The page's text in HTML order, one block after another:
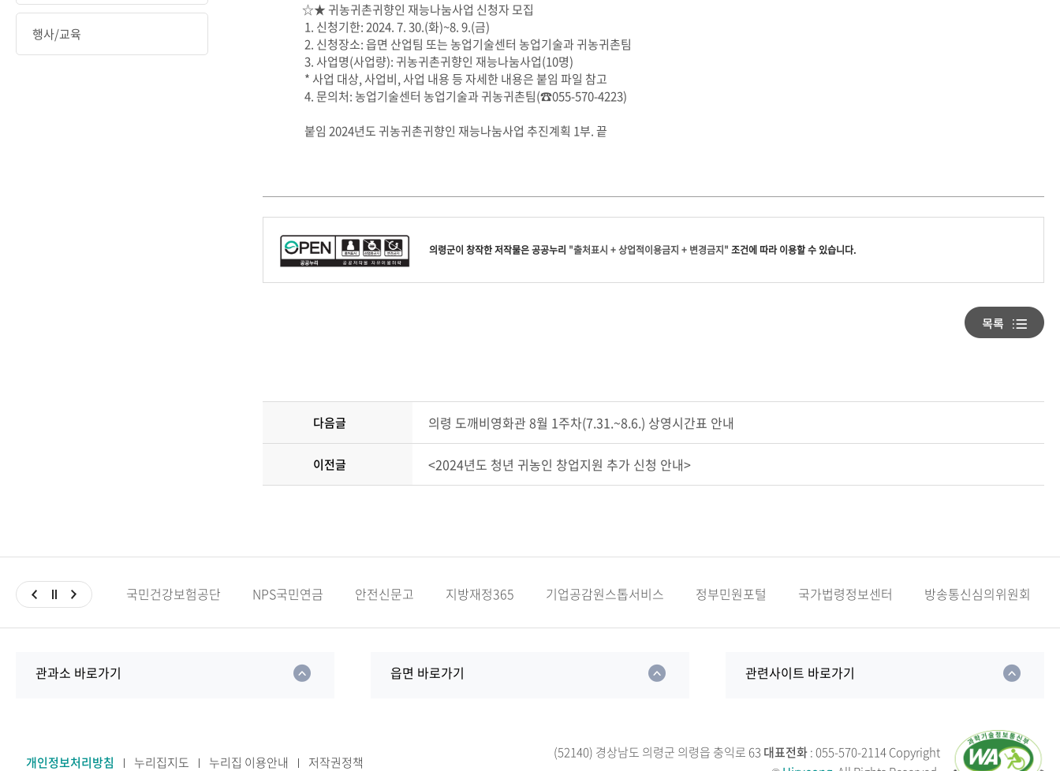
행사/교육
☆★ 귀농귀촌귀향인 재능나눔사업 신청자 모집
1. 신청기한: 2024. 7. 30.(화)~8. 9.(금)
2. 신청장소: 읍면 산업팀 또는 농업기술센터 농업기술과 귀농귀촌팀
3. 사업명(사업량): 귀농귀촌귀향인 재능나눔사업(10명)
* 사업 대상, 사업비, 사업 내용 등 자세한 내용은 붙임 파일 참고
4. 문의처: 농업기술센터 농업기술과 귀농귀촌팀(☎055-570-4223)
붙임 2024년도 귀농귀촌귀향인 재능나눔사업 추진계획 1부. 끝
의령군이 창작한저작물은 공공누리 "출처표시 + 상업적이용금지 + 변경금지" 조건에 따라 이용할 수 있습니다.
다음글 의령 도깨비영화관 8월 1주차(7.31.~8.6.) 상영시간표 안내
이전글 <2024년도 청년 귀농인 창업지원 추가 신청 안내>
국민건강보험공단 NPS국민연금 안전신문고 지방재정365 기업공감원스톱서비스 정부민원포털 국가법령정보센터 방송통신심의위원회
관과소 바로가기 읍면 바로가기 관련사이트 바로가기
개인정보처리방침 누리집지도 누리집 이용안내 저작권정책
(52140) 경상남도 의령군 의령읍 충익로 63 대표전화: 055-570-2114Copyright